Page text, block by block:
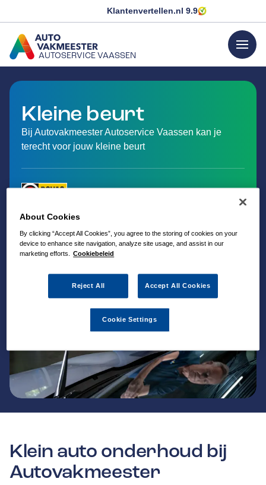
About Cookies
By clicking “Accept All Cookies”, you agree to the storing of cookies on your
device to enhance site navigation, analyze site usage, and assist in our
marketing efforts. Cookiebeleid
Reject All Accept All Cookies
Cookie Settings
Klantenvertellen.nl 9.9
AUTOSERVICE VAASSEN
GA NAAR DE HOMEPAGINA
menu
Kleine beurt
Bij Autovakmeester Autoservice Vaassen kan je
terecht voor jouw kleine beurt
Klein auto onderhoud bij
Autovakmeester